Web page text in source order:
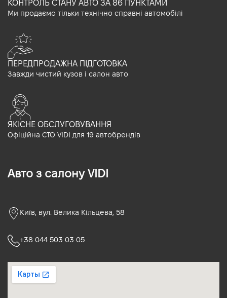
КОНТРОЛЬ СТАНУ АВТО ЗА 86 ПУНКТАМИ
Ми продаємо тільки технічно справні автомобілі
ПЕРЕДПРОДАЖНА ПІДГОТОВКА
Завжди чистий кузов і салон авто
ЯКІСНЕ ОБСЛУГОВУВАННЯ
Офіційна СТО VIDI для 19 автобрендів
Авто з салону VIDI
Київ, вул. Велика Кільцева, 58
+38 044 503 03 05